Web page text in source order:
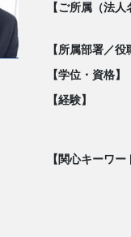
【ご所属（法人
【所属部署／役
【学位・資格】
【経験】
【関心キーワー